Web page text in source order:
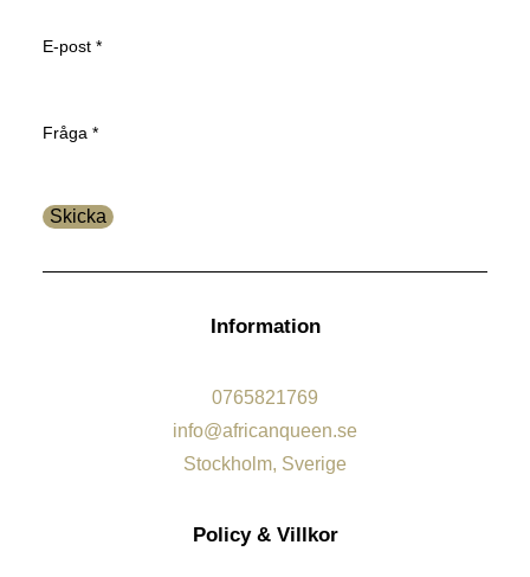
E-post *
E-
Fråga *
Skicka
Information
0765821769
info@africanqueen.se
Stockholm, Sverige
Policy & Villkor